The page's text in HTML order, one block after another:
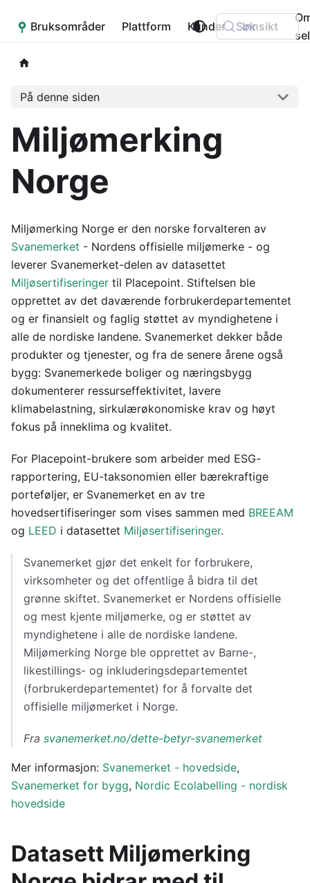
Placepoint
Bruksområder Plattform Kunder Innsikt
Søk
På denne siden
Miljømerking
Norge
Miljømerking Norge er den norske forvalteren av
Svanemerket - Nordens offisielle miljømerke - og
leverer Svanemerket-delen av datasettet
Miljøsertifiseringer til Placepoint. Stiftelsen ble
opprettet av det daværende forbrukerdepartementet
og er finansielt og faglig støttet av myndighetene i
alle de nordiske landene. Svanemerket dekker både
produkter og tjenester, og fra de senere årene også
bygg: Svanemerkede boliger og næringsbygg
dokumenterer ressurseffektivitet, lavere
klimabelastning, sirkulærøkonomiske krav og høyt
fokus på inneklima og kvalitet.
For Placepoint-brukere som arbeider med ESG-
rapportering, EU-taksonomien eller bærekraftige
porteføljer, er Svanemerket en av tre
hovedsertifiseringer som vises sammen med BREEAM
og LEED i datasettet Miljøsertifiseringer.
Svanemerket gjør det enkelt for forbrukere,
virksomheter og det offentlige å bidra til det
grønne skiftet. Svanemerket er Nordens offisielle
og mest kjente miljømerke, og er støttet av
myndighetene i alle de nordiske landene.
Miljømerking Norge ble opprettet av Barne-,
likestillings- og inkluderingsdepartementet
(forbrukerdepartementet) for å forvalte det
offisielle miljømerket i Norge.
Fra svanemerket.no/dette-betyr-svanemerket
Mer informasjon: Svanemerket - hovedside,
Svanemerket for bygg, Nordic Ecolabelling - nordisk
hovedside
Datasett Miljømerking